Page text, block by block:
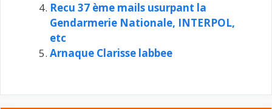
Recu 37 ème mails usurpant la
Gendarmerie Nationale, INTERPOL,
etc
Arnaque Clarisse labbee